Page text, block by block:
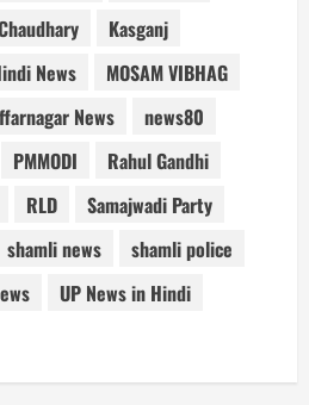
Kasganj
News
MOSAM VIBHAG
News
news80
PMMODI
Rahul Gandhi
RLD
Samajwadi Party
shamli news
shamli police
UP News in Hindi